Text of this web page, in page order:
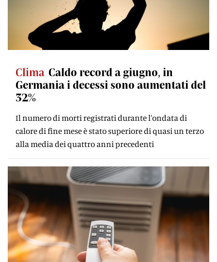
Clima Caldo record a giugno, in
Germania i decessi sono aumentati del
32%
Il numero di morti registrati durante l'ondata di
calore di fine mese è stato superiore di quasi un terzo
alla media dei quattro anni precedenti